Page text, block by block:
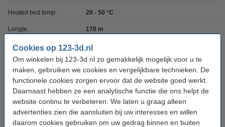
Cookies op 123-3d.nl
Om winkelen bij 123-3d.nl zo gemakkelijk mogelijk voor u te
maken, gebruiken we cookies en vergelijkbare technieken. De
functionele cookies zorgen ervoor dat de website goed werkt.
Daarnaast hebben ze een analytische functie die ons helpt de
website continu te verbeteren. We laten u graag alleen
advertenties zien die aansluiten bij uw interesses en willen
daarom cookies gebruiken om uw gedrag binnen en buiten
Heated bed temp: 20 - 50 °C
Lengte: 170 m
Hardheid: 98A (50D)
Spoel buitendiameter: Ø 20,0 cm
Spoel binnendiameter: Ø 5,1 cm
Spoel breedte: 5,5 cm
Ons Artikelnr: DFF02030